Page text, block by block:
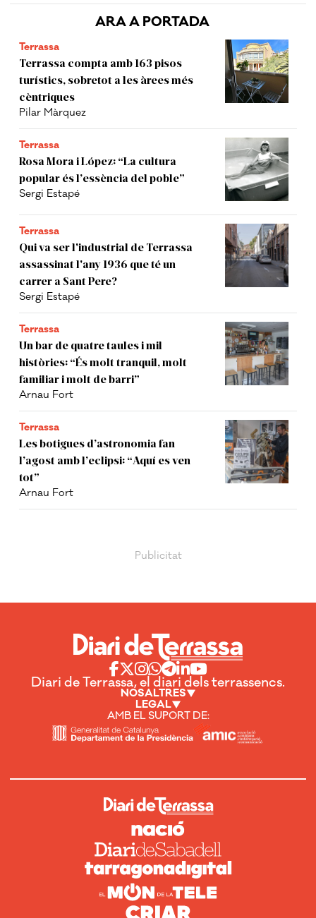
ARA A PORTADA
Terrassa
Terrassa compta amb 163 pisos
turístics, sobretot a les àrees més
cèntriques
Pilar Màrquez
Terrassa
Rosa Mora i López: “La cultura
popular és l’essència del poble”
Sergi Estapé
Terrassa
Qui va ser l'industrial de Terrassa
assassinat l'any 1936 que té un
carrer a Sant Pere?
Sergi Estapé
Terrassa
Un bar de quatre taules i mil
històries: “És molt tranquil, molt
familiar i molt de barri”
Arnau Fort
Terrassa
Les botigues d’astronomia fan
l’agost amb l’eclipsi: “Aquí es ven
tot”
Arnau Fort
Diari de Terrassa, el diari dels terrassencs.
NOSALTRES
LEGAL
AMB EL SUPORT DE: